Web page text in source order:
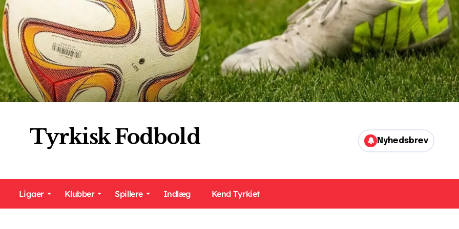
Tyrkisk Fodbold Nyhedsbrev
Ligaer Klubber Spillere Indlæg Kend Tyrkiet